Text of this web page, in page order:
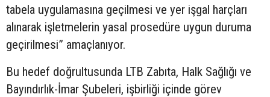
tabela uygulamasına geçilmesi ve yer işgal harçları
alınarak işletmelerin yasal prosedüre uygun duruma
geçirilmesi” amaçlanıyor.
Bu hedef doğrultusunda LTB Zabıta, Halk Sağlığı ve
Bayındırlık-İmar Şubeleri, işbirliği içinde görev